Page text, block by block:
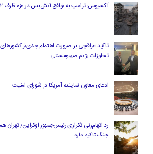
آکسیوس: ترامپ به توافق آتش‌بس در غزه ظرف ۲ روز آینده امیدوار است
تاکید عراقچی بر ضرورت اهتمام جدی‌تر کشورهای
تجاوزات رژیم صهیونیستی
ادعای معاون نماینده آمریکا در شورای امنیت
رد اتهام‌زنی تکراری رئیس‌جمهور اوکراین/ تهران
جنگ تاکید دارد